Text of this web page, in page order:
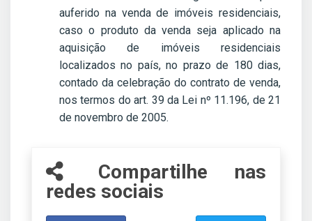
auferido na venda de imóveis residenciais,
caso o produto da venda seja aplicado na
aquisição de imóveis residenciais
localizados no país, no prazo de 180 dias,
contado da celebração do contrato de venda,
nos termos do art. 39 da Lei nº 11.196, de 21
de novembro de 2005.
Compartilhe nas
redes sociais